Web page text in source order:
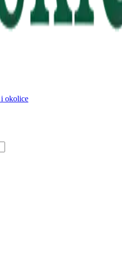
i okolice